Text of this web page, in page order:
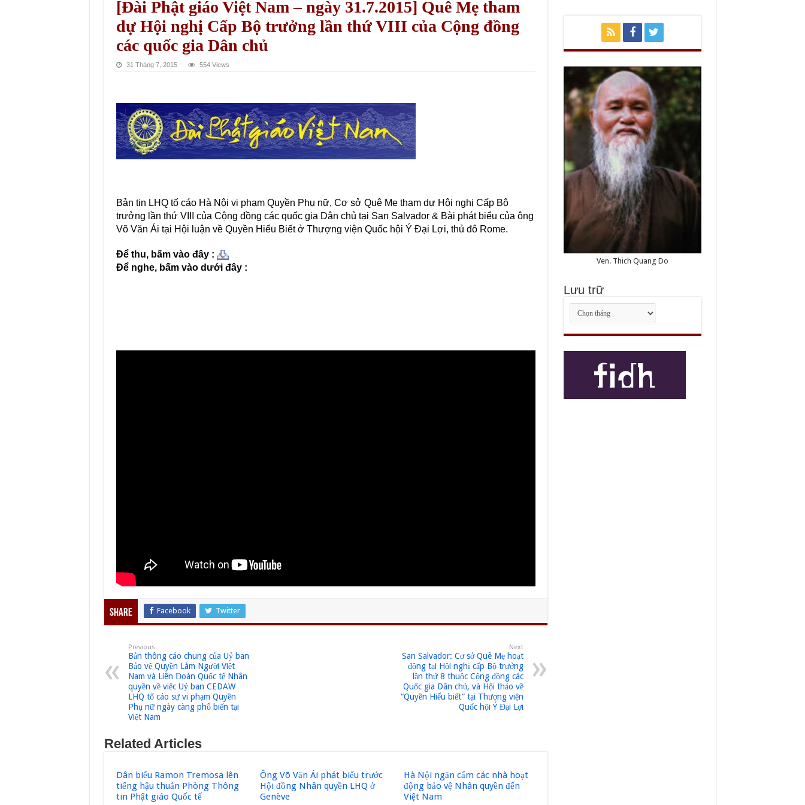
[Đài Phật giáo Việt Nam – ngày 31.7.2015] Quê Mẹ tham
dự Hội nghị Cấp Bộ trưởng lần thứ VIII của Cộng đồng
các quốc gia Dân chủ
31 Tháng 7, 2015 554 Views
Bản tin LHQ tố cáo Hà Nội vi phạm Quyền Phụ nữ, Cơ sở Quê Mẹ tham dự Hội nghị Cấp Bộ
trưởng lần thứ VIII của Cộng đồng các quốc gia Dân chủ tại San Salvador & Bài phát biểu của ông
Võ Văn Ái tại Hội luận về Quyền Hiểu Biết ở Thượng viện Quốc hội Ý Đại Lợi, thủ đô Rome.
Để thu, bấm vào đây :
Để nghe, bấm vào dưới đây :
Share Facebook Twitter
Previous
Bản thông cáo chung của Uỷ ban
Bảo vệ Quyền Làm Người Việt
Nam và Liên Đoàn Quốc tế Nhân
quyền về việc Uỷ ban CEDAW
LHQ tố cáo sự vi phạm Quyền
Phụ nữ ngày càng phổ biến tại
Việt Nam
Next
San Salvador: Cơ sở Quê Mẹ hoạt
động tại Hội nghị cấp Bộ trưởng
lần thứ 8 thuộc Cộng đồng các
Quốc gia Dân chủ, và Hội thảo về
“Quyền Hiểu biết” tại Thượng viện
Quốc hội Ý Đại Lợi
Related Articles
Dân biểu Ramon Tremosa lên
tiếng hậu thuẫn Phòng Thông
tin Phật giáo Quốc tế
Ông Võ Văn Ái phát biểu trước
Hội đồng Nhân quyền LHQ ở
Genève
Hà Nội ngăn cấm các nhà hoạt
động bảo vệ Nhân quyền đến
Việt Nam
Ven. Thich Quang Do
Lưu trữ
Lưu
trữ